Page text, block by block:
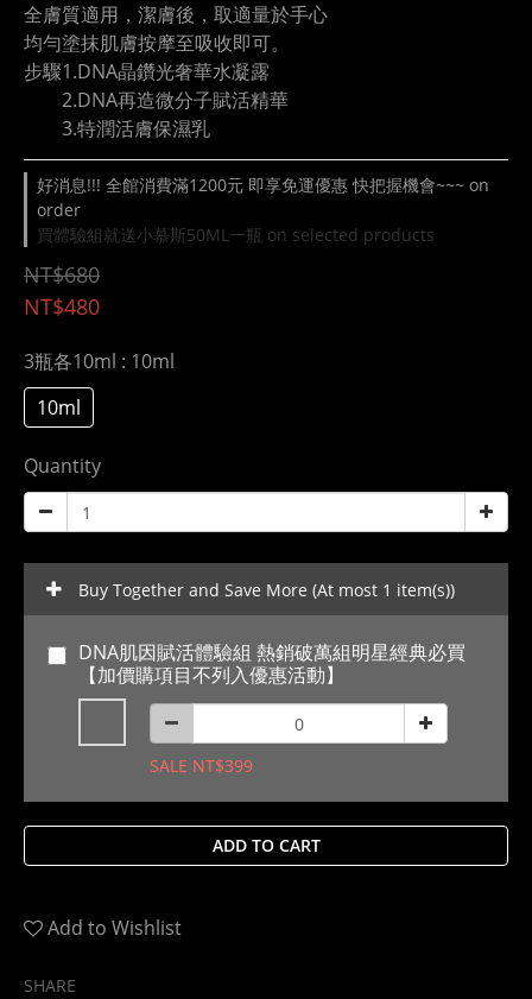
全膚質適用，潔膚後，取適量於手心
均勻塗抹肌膚按摩至吸收即可。
步驟1.DNA晶鑽光奢華水凝露
        2.DNA再造微分子賦活精華
        3.特潤活膚保濕乳
好消息!!! 全館消費滿1200元 即享免運優惠 快把握機會~~~ on
order
買體驗組就送小慕斯50ML一瓶 on selected products
NT$680
NT$480
3瓶各10ml : 10ml
10ml
Quantity
Buy Together and Save More (At most 1 item(s))
DNA肌因賦活體驗組 熱銷破萬組明星經典必買
【加價購項目不列入優惠活動】
SALE NT$399
ADD TO CART
Add to Wishlist
SHARE